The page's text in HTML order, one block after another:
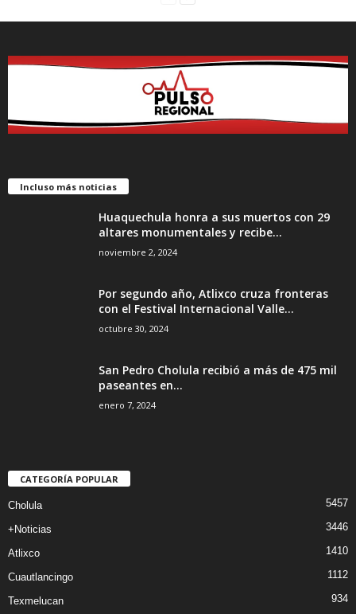
Incluso más noticias
Huaquechula honra a sus muertos con 29
altares monumentales y recibe...
noviembre 2, 2024
Por segundo año, Atlixco cruza fronteras
con el Festival Internacional Valle...
octubre 30, 2024
San Pedro Cholula recibió a más de 475 mil
paseantes en...
enero 7, 2024
CATEGORÍA POPULAR
Cholula 5457
+Noticias 3446
Atlixco 1410
Cuautlancingo 1112
Texmelucan 934